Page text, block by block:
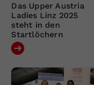
Das Upper Austria
Ladies Linz 2025
steht in den
Startlöchern